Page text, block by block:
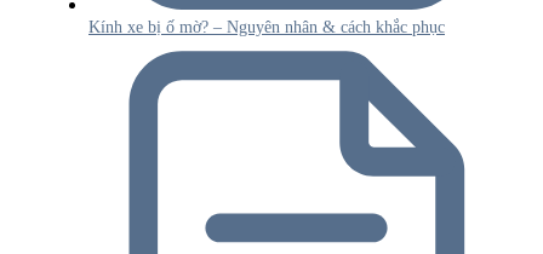
Kính xe bị ố mờ? – Nguyên nhân & cách khắc phục